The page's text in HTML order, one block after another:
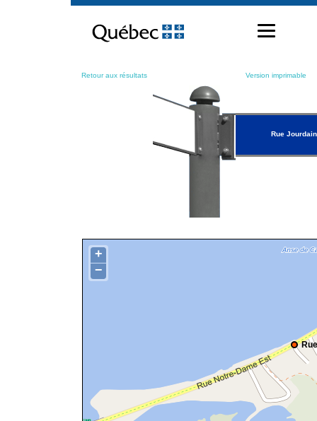
contenu
Retour aux résultats Version imprimable
Rue Jourdain
+
−